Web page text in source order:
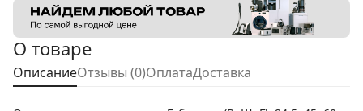
О товаре
ОписаниеОтзывы (0)ОплатаДоставка